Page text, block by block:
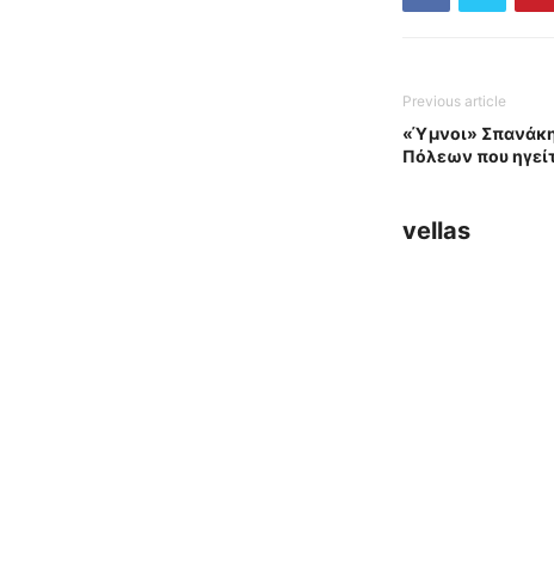
Previous article
«Ύμνοι»
Πόλεων που
vellas